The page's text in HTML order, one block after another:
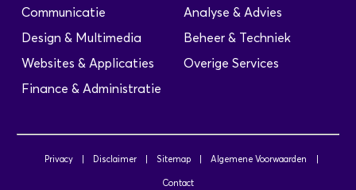
Communicatie
Design & Multimedia
Websites & Applicaties
Finance & Administratie
Analyse & Advies
Beheer & Techniek
Overige Services
Privacy Disclaimer Sitemap Algemene Voorwaarden
Contact